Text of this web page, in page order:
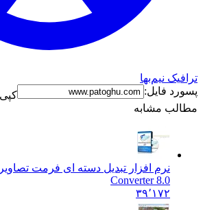
ترافیک نیم‌بها
پسورد فایل:
مطالب مشابه
نرم افزار تبدیل دسته ای فرمت تصاویر
Converter 8.0
۳۹٬۱۷۲